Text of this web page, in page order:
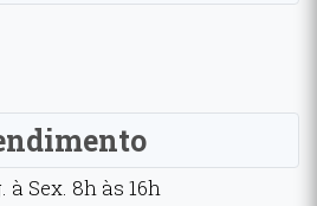
à Sex. 8h às 16h